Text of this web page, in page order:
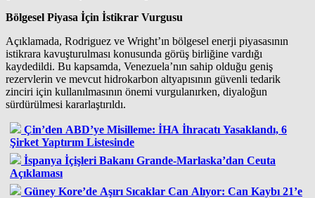
Bölgesel Piyasa İçin İstikrar Vurgusu
Açıklamada, Rodriguez ve Wright’ın bölgesel enerji piyasasının
istikrara kavuşturulması konusunda görüş birliğine vardığı
kaydedildi. Bu kapsamda, Venezuela’nın sahip olduğu geniş
rezervlerin ve mevcut hidrokarbon altyapısının güvenli tedarik
zinciri için kullanılmasının önemi vurgulanırken, diyaloğun
sürdürülmesi kararlaştırıldı.
Çin’den ABD’ye Misilleme: İHA İhracatı Yasaklandı, 6
Şirket Yaptırım Listesinde
İspanya İçişleri Bakanı Grande-Marlaska’dan Ceuta
Açıklaması
Güney Kore’de Aşırı Sıcaklar Can Alıyor: Can Kaybı 21’e